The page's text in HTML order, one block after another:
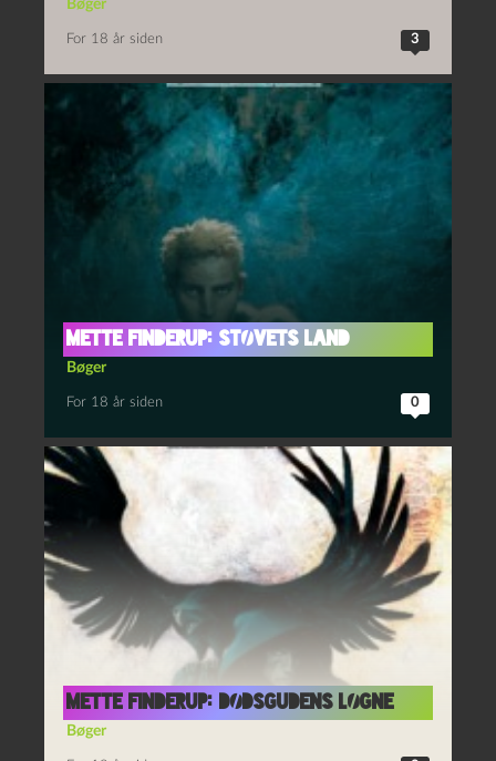
Bøger
For 18 år siden 3
Mette Finderup: Støvets land
Bøger
For 18 år siden 0
Mette Finderup: Dødsgudens løgne
Bøger